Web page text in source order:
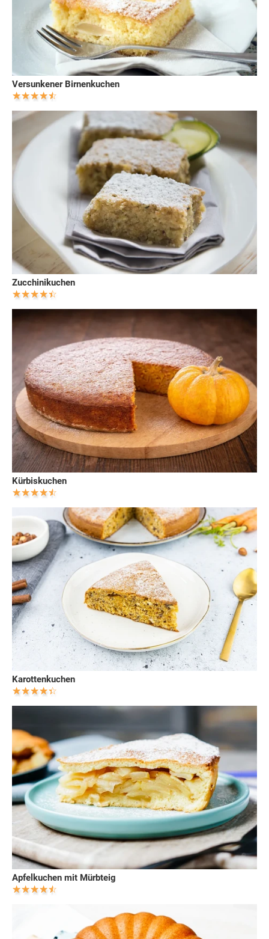
Versunkener Birnenkuchen
Zucchinikuchen
Kürbiskuchen
Karottenkuchen
Apfelkuchen mit Mürbteig